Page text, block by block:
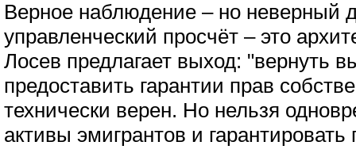
Верное наблюдение – но неверный
управленческий просчёт – это
Лосев предлагает выход: "вернуть
предоставить гарантии прав
технически верен. Но нельзя
активы эмигрантов и гарантировать